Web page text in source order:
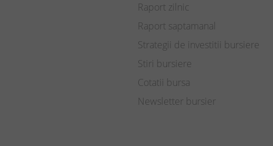
Raport zilnic
Raport saptamanal
Strategii de investitii bursiere
Stiri bursiere
Cotatii bursa
Newsletter bursier